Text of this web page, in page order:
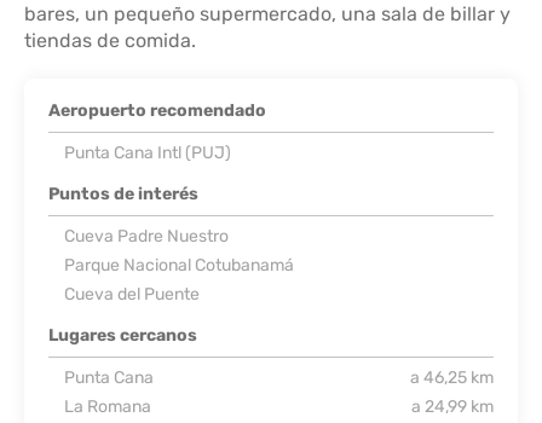
bares, un pequeño supermercado, una sala de billar y
tiendas de comida.
Aeropuerto recomendado
Punta Cana Intl (PUJ)
Puntos de interés
Cueva Padre Nuestro
Parque Nacional Cotubanamá
Cueva del Puente
Lugares cercanos
Punta Cana
a 46,25 km
La Romana
a 24,99 km